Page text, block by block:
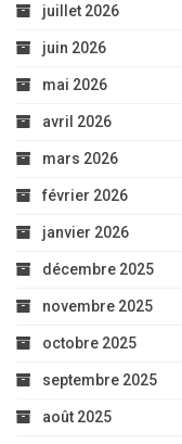
juillet 2026
juin 2026
mai 2026
avril 2026
mars 2026
février 2026
janvier 2026
décembre 2025
novembre 2025
octobre 2025
septembre 2025
août 2025